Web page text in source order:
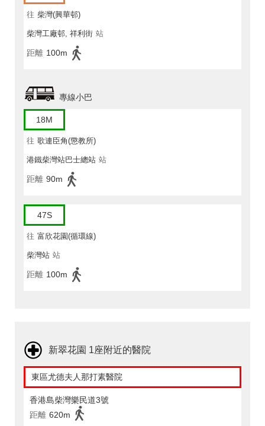
往 柴灣(興華邨)
柴灣工廠邨, 祥利街 站
距離 100m
專線小巴
18M
往 歌連臣角(懲教所)
港鐵柴灣站巴士總站 站
距離 90m
47S
往 富欣花園(循環線)
柴灣站 站
距離 100m
新翠花園 1座附近的醫院
東區尤德夫人那打素醫院
香港島柴灣樂民道3號
距離 620m